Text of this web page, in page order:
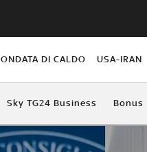
ONDATA DI CALDO USA-IRAN
Sky TG24 Business Bonus